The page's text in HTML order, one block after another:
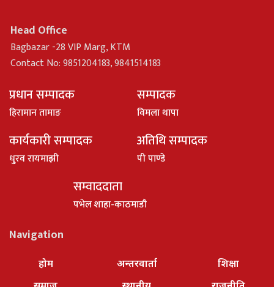
Head Office
Bagbazar -28 VIP Marg, KTM
Contact No: 9851204183, 9841514183
प्रधान सम्पादक
हिरामान तामाङ
सम्पादक
विमला थापा
कार्यकारी सम्पादक
धु्रव रायमाझी
अतिथि सम्पादक
पी पाण्डे
सम्वाददाता
पभेल शाहा-काठमाडौ
Navigation
होम
अन्तरवार्ता
शिक्षा